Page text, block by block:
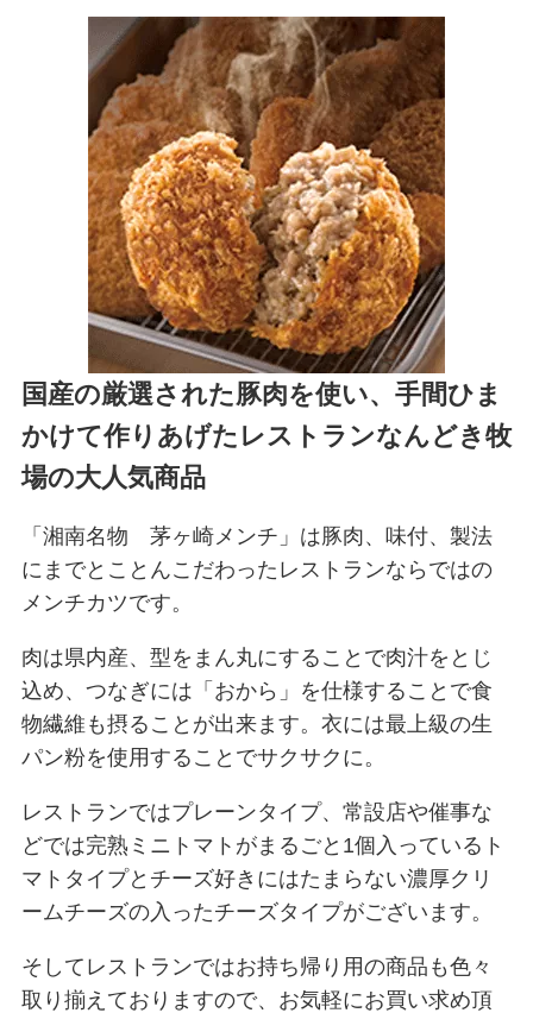
国産の厳選された豚肉を使い、手間ひま
かけて作りあげたレストランなんどき牧
場の大人気商品
「湘南名物 茅ヶ崎メンチ」は豚肉、味付、製法
にまでとことんこだわったレストランならではの
メンチカツです。
肉は県内産、型をまん丸にすることで肉汁をとじ
込め、つなぎには「おから」を仕様することで食
物繊維も摂ることが出来ます。衣には最上級の生
パン粉を使用することでサクサクに。
レストランではプレーンタイプ、常設店や催事な
どでは完熟ミニトマトがまるごと1個入っているト
マトタイプとチーズ好きにはたまらない濃厚クリ
ームチーズの入ったチーズタイプがございます。
そしてレストランではお持ち帰り用の商品も色々
取り揃えておりますので、お気軽にお買い求め頂